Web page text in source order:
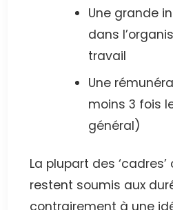
Une grande
dans
travail
Une
moins 3 fois
général)
La plupart des
restent soumis aux
contrairement à une